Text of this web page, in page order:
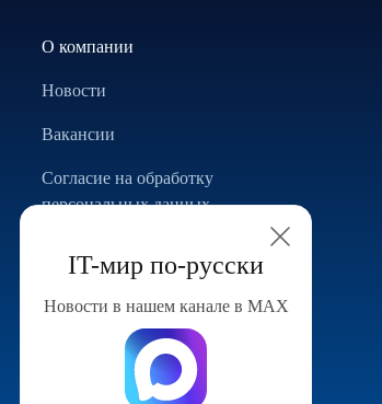
IT-мир по-русски
Новости в нашем канале в МАХ
О компании
Новости
Вакансии
Согласие на обработку
персональных данных
Конфигуратор компьютера